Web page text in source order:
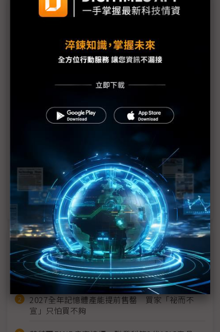
議題精選－OLED陣營「雙層」喜訊
雙層OLED進擊IT、車用 友達對LCD大宗應用有信心
OLED市場成長比預期更快 面板銷售預期上修2成
克服串聯式OLED良率關卡 SDC擴大供應量衝刺IT市
得益於產能優勢 SDC有望成蘋果iPad Air用OLED主
iPad Pro效應發威？LGD 1H24 IT用OLED營收佔比拉
SDC、LGD將串聯技術導入OLEDos 拉開與京東方
技術差距
近７天熱門報導
MLCC訂單過熱、出貨比創高 村田示警全球AI基
建熱潮將趨緩
2027全年記憶體產能提前售罄 買家「祕而不
宣」只怕買不夠